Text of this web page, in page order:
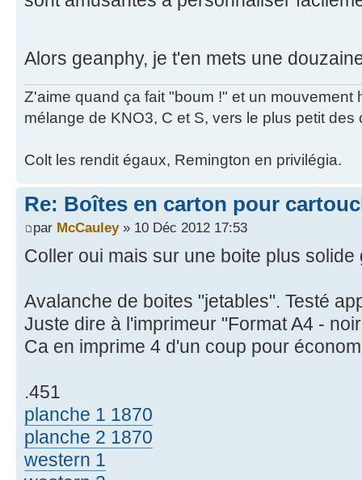
Alors geanphy, je t'en mets une
Z'aime quand ça fait "boum !" et un mouvement
mélange de KNO3, C et S, vers le plus petit
Colt les rendit égaux, Remington en privilégia.
Re: Boîtes en carton pour
par McCauley» 10 Déc 2012 17:53
Coller oui mais sur une boite plus
Avalanche de boites "jetables". Testé
Juste dire à l'imprimeur "Format A4 -
Ca en imprime 4 d'un coup pour
.451
planche 1 1870
planche 2 1870
western 1